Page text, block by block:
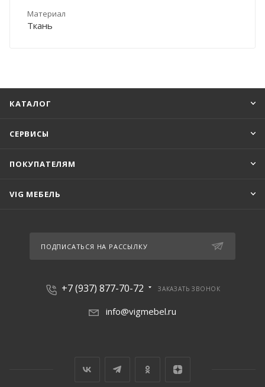
Материал
Ткань
КАТАЛОГ
СЕРВИСЫ
ПОКУПАТЕЛЯМ
VIG МЕБЕЛЬ
ПОДПИСАТЬСЯ НА РАССЫЛКУ
+7 (937) 877-70-72 ЗАКАЗАТЬ ЗВОНОК
info@vigmebel.ru